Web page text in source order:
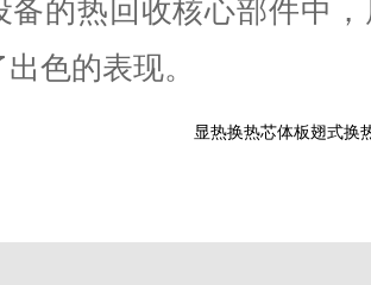
备的热回收核心部件中
色的表现。